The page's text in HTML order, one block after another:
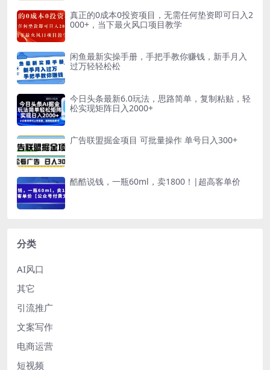
真正的0成本0投资项目，无需任何垫资即可日入2
000+，当下最火风口项目教学
闲鱼最新实操手册，手把手教你赚钱，新手月入
过万轻轻松松
今日头条最新6.0玩法，思路简单，复制粘贴，轻
松实现矩阵日入2000+
广告联盟掘金项目 可批量操作 单号日入300+
酷酷说钱，一瓶60ml，卖1800！|超高客单价
分类
AI风口
其它
引流推广
文案写作
电商运营
短视频